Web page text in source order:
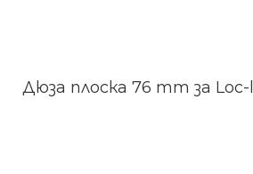
Дюза плоска 76 mm за